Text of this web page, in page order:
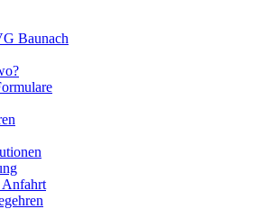
Baunach